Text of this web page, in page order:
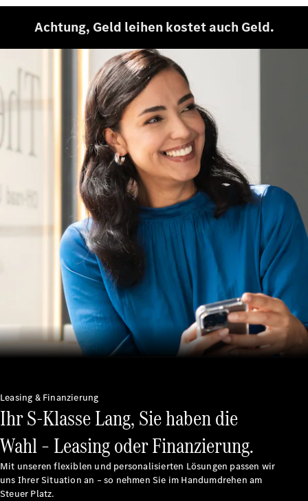
Entdecken
Nachrichten
Mercedes-
Über uns
Mercedes-
AMG
Mercedes-
Maybach
Saison-
Specials
Technologie
Achtung, Geld leihen kostet auch Geld.
Leasing & Finanzierung
Ihr S-Klasse Lang, Sie haben die
Wahl – Leasing oder Finanzierung.
Mit unseren flexiblen und personalisierten Lösungen passen wir
uns Ihrer Situation an – so nehmen Sie im Handumdrehen am
Steuer Platz.